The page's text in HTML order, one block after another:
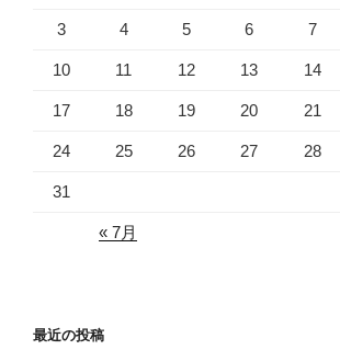
3 4 5 6 7
10 11 12 13 14
17 18 19 20 21
24 25 26 27 28
31
« 7月
最近の投稿